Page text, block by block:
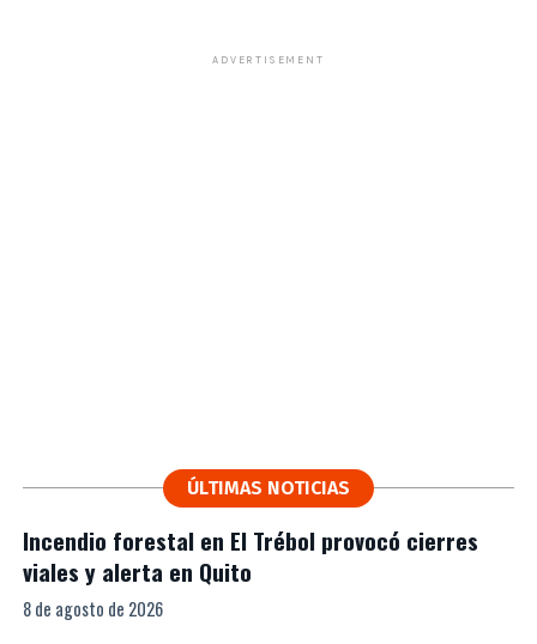
ADVERTISEMENT
ÚLTIMAS NOTICIAS
Incendio forestal en El Trébol provocó cierres
viales y alerta en Quito
8 de agosto de 2026